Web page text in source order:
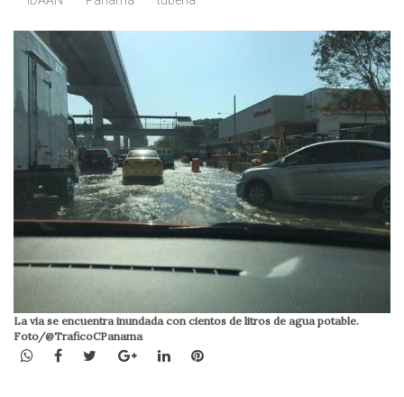
La via se encuentra inundada con cientos de litros de agua potable.
Foto/@TraficoCPanama
WhatsApp
Facebook
TwitterGoogle+LinkedInPinterest